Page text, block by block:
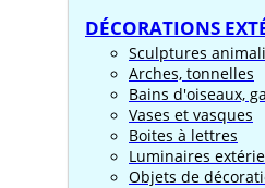
DÉCORATIONS
Sculptures
Arches, tonnelles
Bains d'oiseaux,
Vases et vasques
Boites à lettres
Luminaires
Objets de